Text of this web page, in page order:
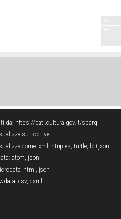
da: https://dati.cultura.gov.it/sparql
su LodLive
come: xml , ntriples, turtle, ld+json
atom, json
html , json
csv, cxml